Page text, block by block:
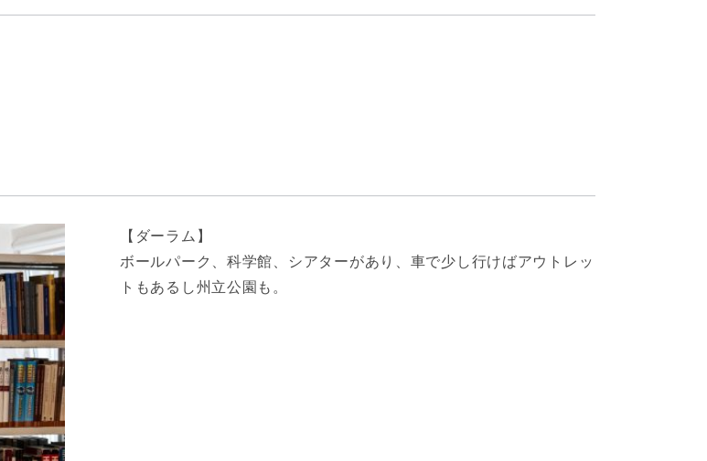
【ダーラム】
ボールパーク、科学館、シアターがあり、車で少し行けばアウトレッ
トもあるし州立公園も。